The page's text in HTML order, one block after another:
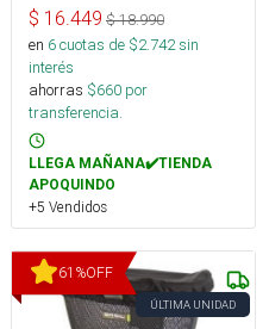
$ 16.449 $18.990
en 6cuotas de $2.742sin
interés
ahorras $660 por
transferencia.
LLEGA MAÑANA✔️TIENDA
APOQUINDO
+5 Vendidos
61 %OFF
ÚLTIMA UNIDAD